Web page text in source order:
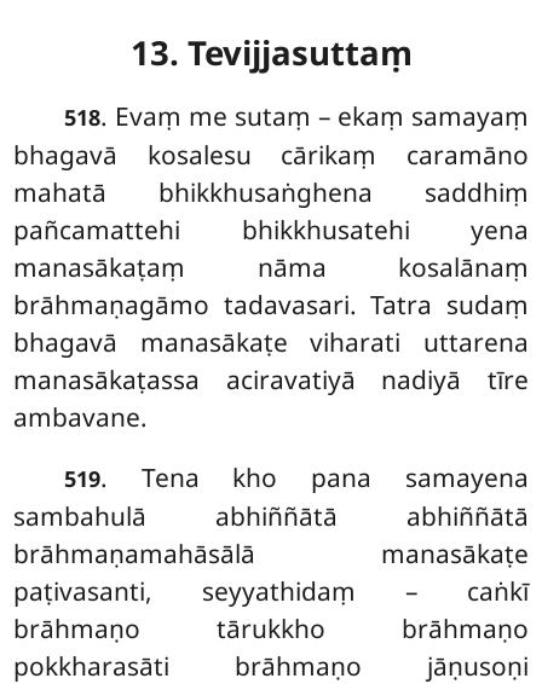
13. Tevijjasuttaṃ
518. Evaṃ me sutaṃ – ekaṃ samayaṃ
bhagavā kosalesu cārikaṃ caramāno
mahatā bhikkhusaṅghena saddhiṃ
pañcamattehi bhikkhusatehi yena
manasākaṭaṃ nāma kosalānaṃ
brāhmaṇagāmo tadavasari. Tatra sudaṃ
bhagavā manasākaṭe viharati uttarena
manasākaṭassa aciravatiyā nadiyā tīre
ambavane.
519. Tena kho pana samayena
sambahulā abhiññātā abhiññātā
brāhmaṇamahāsālā manasākaṭe
paṭivasanti, seyyathidaṃ – caṅkī
brāhmaṇo tārukkho brāhmaṇo
pokkharasāti brāhmaṇo jāṇusoṇi